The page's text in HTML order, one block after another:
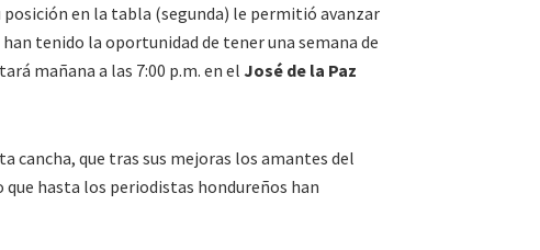
en la tabla (segunda) le permitió avanzar
han tenido la oportunidad de tener una semana de
mañana a las 7:00 p.m. en el José de la Paz
cancha, que tras sus mejoras los amantes del
hasta los periodistas hondureños han